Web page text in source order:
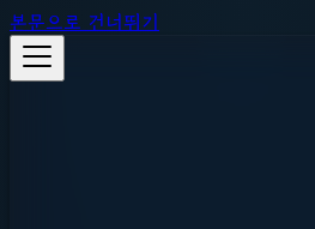
본문으로 건너뛰기